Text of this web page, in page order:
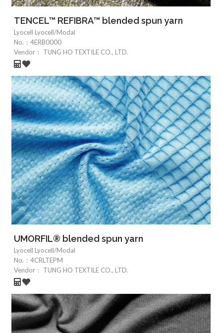
TENCEL™ REFIBRA™ blended spun yarn
Lyocell Lyocell/Modal
No.： 4ERB0000
Vendor：
TUNG HO TEXTILE CO., LTD.
UMORFIL® blended spun yarn
Lyocell Lyocell/Modal
No.： 4CRLTEPM
Vendor：
TUNG HO TEXTILE CO., LTD.